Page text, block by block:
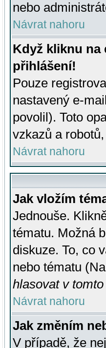
nebo
Návrat nahoru
Když kliknu na
přihlášení!
Pouze
nastavený e-
povolil). Toto
vzkazů a
Návrat nahoru
Jak vložím
Jednouše.
tématu. Možná
diskuze. To, co
nebo tématu
hlasovat v tomto
Návrat nahoru
Jak změním
V případě, že